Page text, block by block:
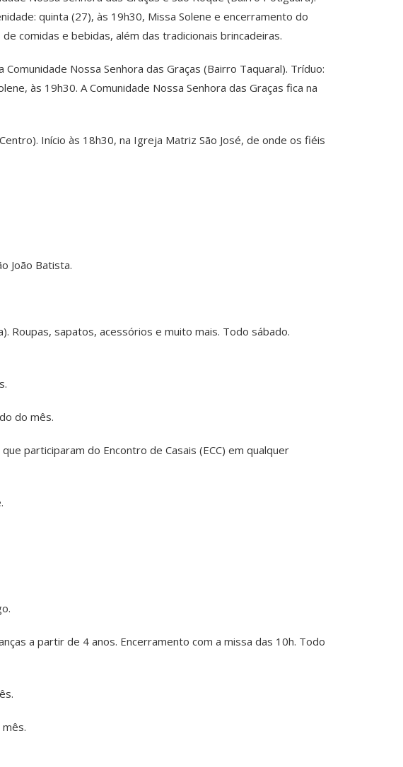
quinta (27), às 19h30, Missa Solene e encerramento do
comidas e bebidas, além das tradicionais brincadeiras.
Comunidade Nossa Senhora das Graças (Bairro Taquaral). Tríduo:
às 19h30. A Comunidade Nossa Senhora das Graças fica na
Início às 18h30, na Igreja Matriz São José, de onde os fiéis
João Batista.
Roupas, sapatos, acessórios e muito mais. Todo sábado.
do mês.
participaram do Encontro de Casais (ECC) em qualquer
a partir de 4 anos. Encerramento com a missa das 10h. Todo